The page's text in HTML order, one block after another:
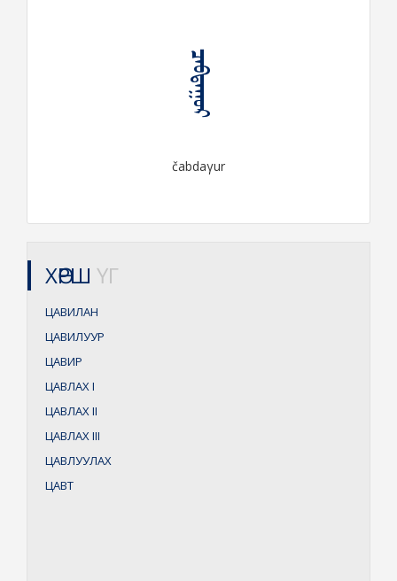
ᠴᠠᠪᠳᠠᠭᠤᠷ
čabdaγur
ХӨРШ ҮГ
ЦАВИЛАН
ЦАВИЛУУР
ЦАВИР
ЦАВЛАХI
ЦАВЛАХII
ЦАВЛАХIII
ЦАВЛУУЛАХ
ЦАВТ